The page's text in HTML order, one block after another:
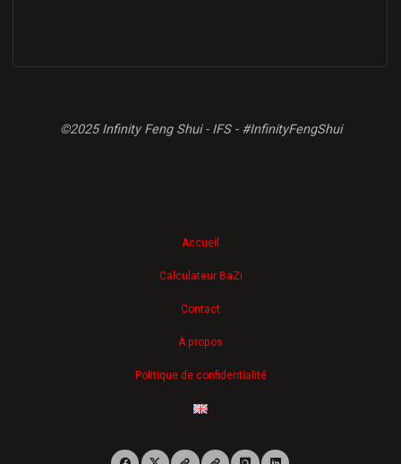
©2025 Infinity Feng Shui - IFS - #InfinityFengShui
Accueil
Calculateur BaZi
Contact
À propos
Politique de confidentialité